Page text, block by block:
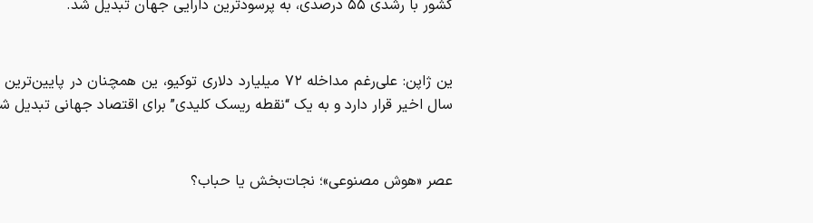
کشور با رشدی ۵۵ درصدی، به پرسودترین دارایی جهان تبدیل شد.
سال اخیر قرار دارد و به یک “نقطه ریسک کلیدی” برای اقتصاد جهانی
عصر «هوش مصنوعی»؛ نجات‌بخش یا حباب؟